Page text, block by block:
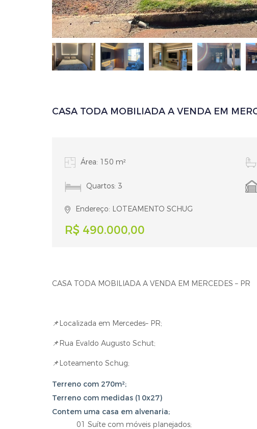
CASA TODA MOBILIADA A VENDA EM
Área: 150 m²
Quartos: 3
Endereço: LOTEAMENTO SCHUG
R$ 490.000,00
CASA TODA MOBILIADA A VENDA EM MERCEDES – PR
📌Localizada em Mercedes– PR;
📌Rua Evaldo Augusto Schut;
📌Loteamento Schug;
Terreno com 270m²;
Terreno com medidas (10x27)
Contem uma casa em alvenaria;
01 Suíte com móveis planejados;